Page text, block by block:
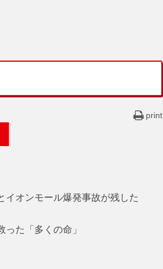
print
イオンモール爆発事故が残した
た「多くの命」